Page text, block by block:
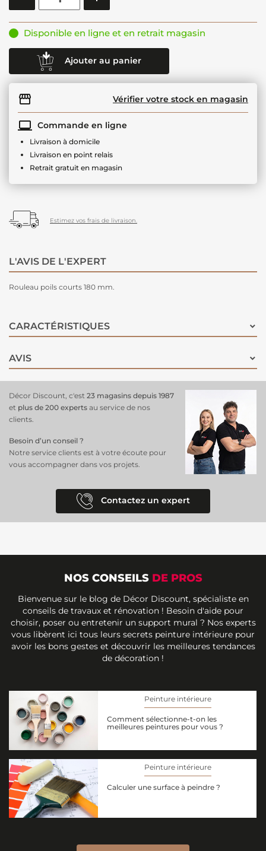
Disponible en ligne et en retrait magasin
Ajouter au panier
Vérifier votre stock en magasin
Commande en ligne
Livraison à domicile
Livraison en point relais
Retrait gratuit en magasin
Estimez vos frais de livraison.
L'AVIS DE L'EXPERT
Rouleau poils courts 180 mm.
CARACTÉRISTIQUES
AVIS
Décor Discount, c'est 23 magasins depuis 1987
et plus de 200 experts au service de nos
clients.
Besoin d’un conseil ?
Notre service clients est à votre écoute pour
vous accompagner dans vos projets.
Contactez un expert
NOS CONSEILS DE PROS
Bienvenue sur le blog de Décor Discount, spécialiste en
conseils de travaux et rénovation ! Besoin d'aide pour
choisir, poser ou entretenir un support mural ? Nos experts
vous libèrent ici tous leurs secrets peinture intérieure pour
avoir les bons gestes et découvrir les meilleures tendances
de décoration !
Peinture intérieure
Comment sélectionne-t-on les
meilleures peintures pour vous ?
Peinture intérieure
Calculer une surface à peindre ?